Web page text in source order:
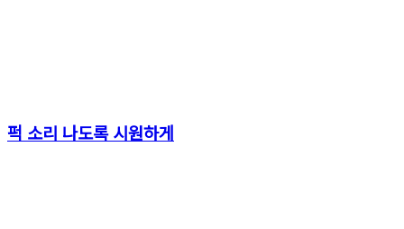
퍽 소리 나도록 시원하게